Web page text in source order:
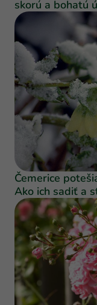
skorú a bohatú
Čemerice
Ako ich sadiť a